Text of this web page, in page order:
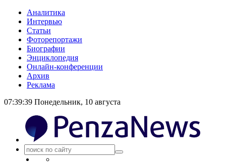
Аналитика
Интервью
Статьи
Фоторепортажи
Биографии
Энциклопедия
Онлайн-конференции
Архив
Реклама
07:39:39 Понедельник, 10 августа